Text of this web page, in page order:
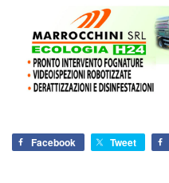
Facebook Tweet